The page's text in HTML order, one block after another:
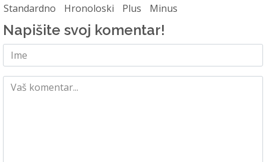
Standardno Hronoloski Plus Minus
Napišite svoj komentar!